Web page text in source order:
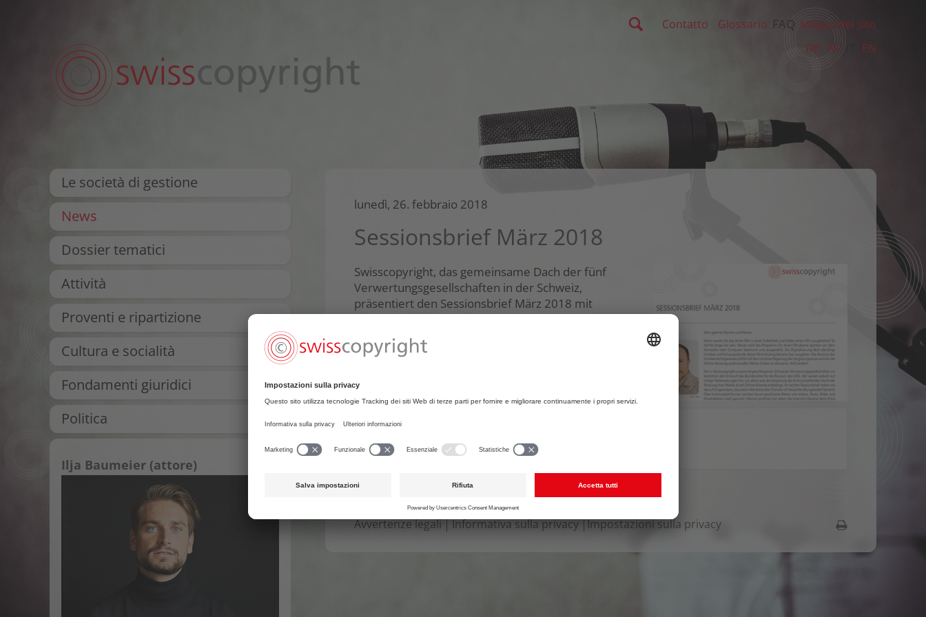
Contatto Glossario FAQ Mappa del sito
DE FR EN
lunedì, 26. febbraio 2018
Sessionsbrief März 2018
Swisscopyright, das gemeinsame Dach der fünf
Verwertungsgesellschaften in der Schweiz,
präsentiert den Sessionsbrief März 2018 mit
Beiträgen rund um das Urheberrecht.
Files collegati
Sessionsbrief März 2018147 KB
« indietro
Avvertenze legali Informativa sulla privacy Impostazioni sulla privacy
Le società di gestione
News
Dossier tematici
Attività
Proventi e ripartizione
Cultura e socialità
Fondamenti giuridici
Politica
Ilja Baumeier (attore)